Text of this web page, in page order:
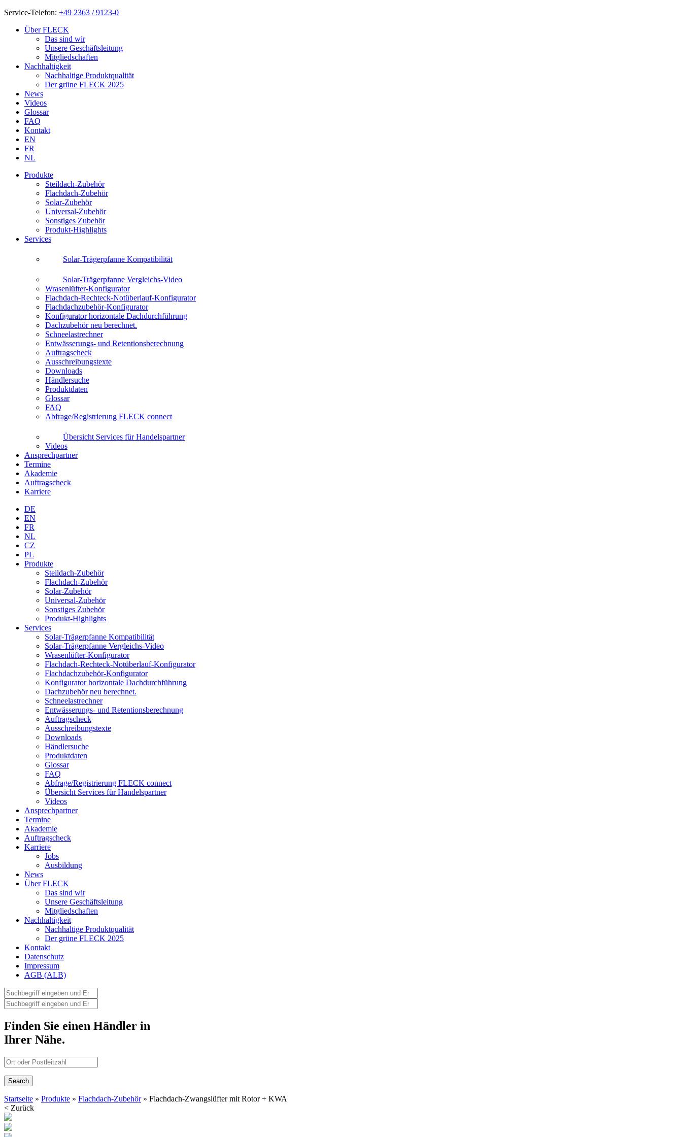
Service-Telefon: +49 2363 / 9123-0
Über FLECK
Das sind wir
Unsere Geschäftsleitung
Mitgliedschaften
Nachhaltigkeit
Nachhaltige Produktqualität
Der grüne FLECK 2025
News
Videos
Glossar
FAQ
Kontakt
EN
FR
NL
Produkte
Steildach-Zubehör
Flachdach-Zubehör
Solar-Zubehör
Universal-Zubehör
Sonstiges Zubehör
Produkt-Highlights
Services
Solar-Trägerpfanne Kompatibilität
Solar-Trägerpfanne Vergleichs-Video
Wrasenlüfter-Konfigurator
Flachdach-Rechteck-Notüberlauf-Konfigurator
Flachdachzubehör-Konfigurator
Konfigurator horizontale Dachdurchführung
Dachzubehör neu berechnet.
Schneelastrechner
Entwässerungs- und Retentionsberechnung
Auftragscheck
Ausschreibungstexte
Downloads
Händlersuche
Produktdaten
Glossar
FAQ
Abfrage/Registrierung FLECK connect
Übersicht Services für Handelspartner
Videos
Ansprechpartner
Termine
Akademie
Auftragscheck
Karriere
DE
EN
FR
NL
CZ
PL
Produkte
Steildach-Zubehör
Flachdach-Zubehör
Solar-Zubehör
Universal-Zubehör
Sonstiges Zubehör
Produkt-Highlights
Services
Solar-Trägerpfanne Kompatibilität
Solar-Trägerpfanne Vergleichs-Video
Wrasenlüfter-Konfigurator
Flachdach-Rechteck-Notüberlauf-Konfigurator
Flachdachzubehör-Konfigurator
Konfigurator horizontale Dachdurchführung
Dachzubehör neu berechnet.
Schneelastrechner
Entwässerungs- und Retentionsberechnung
Auftragscheck
Ausschreibungstexte
Downloads
Händlersuche
Produktdaten
Glossar
FAQ
Abfrage/Registrierung FLECK connect
Übersicht Services für Handelspartner
Videos
Ansprechpartner
Termine
Akademie
Auftragscheck
Karriere
Jobs
Ausbildung
News
Über FLECK
Das sind wir
Unsere Geschäftsleitung
Mitgliedschaften
Nachhaltigkeit
Nachhaltige Produktqualität
Der grüne FLECK 2025
Kontakt
Datenschutz
Impressum
AGB (ALB)
Finden Sie einen Händler in
Ihrer Nähe.
Startseite » Produkte » Flachdach-Zubehör» Flachdach-Zwangslüfter mit Rotor + KWA
< Zurück